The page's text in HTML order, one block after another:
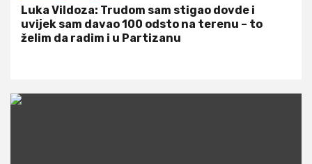
Luka Vildoza: Trudom sam stigao dovde i
uvijek sam davao 100 odsto na terenu – to
želim da radim i u Partizanu